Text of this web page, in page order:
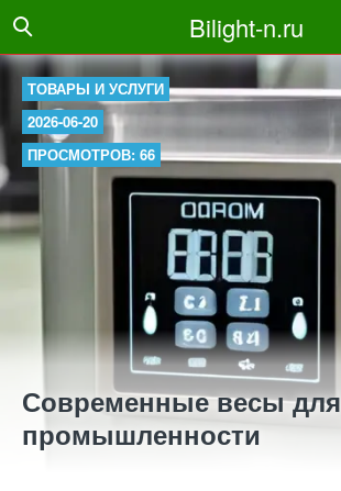
Bilight-n.ru
ТОВАРЫ И УСЛУГИ
2026-06-20
ПРОСМОТРОВ: 66
Современные весы для
промышленности